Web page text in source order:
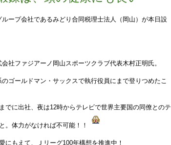
ープ会社であるみどり合同税理士法人（岡山）が本日設
社ファジアーノ岡山スポーツクラブ代表木村正明氏。
ゴールドマン・サックスで執行役員にまで登りつめたこ
でに出社、夜は12時からテレビで世界主要国の同僚とのテ
。体力がなければ不可能！！
にもえて、Ｊリーグ100年構想を推進中！